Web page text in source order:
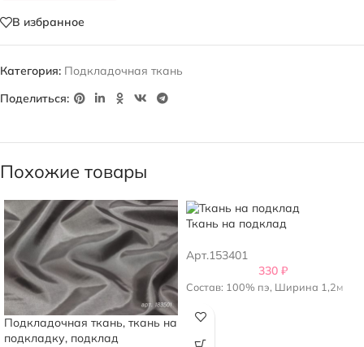
В избранное
Категория: Подкладочная ткань
Поделиться:
Похожие товары
Подкладочная ткань, ткань на
подкладку, подклад
Ткань на подклад
Арт.153401
330 ₽
Состав: 100% пэ, Ширина 1,2м